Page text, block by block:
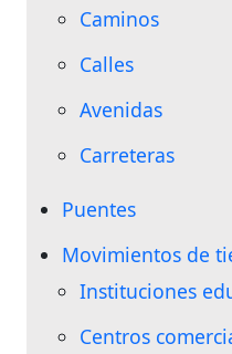
Caminos
Calles
Avenidas
Carreteras
Puentes
Movimientos de
Instituciones
Centros